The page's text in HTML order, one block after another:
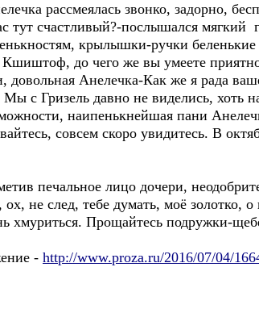
рассмеялась звонко, задорно,
тут счастливый?-послышался мягкий
крылышки-ручки беленькие
до чего же вы умеете
довольная Анелечка-Как же я рада
Мы с Гризель давно не виделись, хоть
наипенькнейшая пани
совсем скоро увидитесь. В
печальное лицо дочери,
ох, не след, тебе думать, моё золотко,
хмуриться. Прощайтесь подружки-
- http://www.proza.ru/2016/07/04/